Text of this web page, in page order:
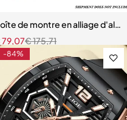
Hommes
de montre en alliage
€175,71
79,07
-84%